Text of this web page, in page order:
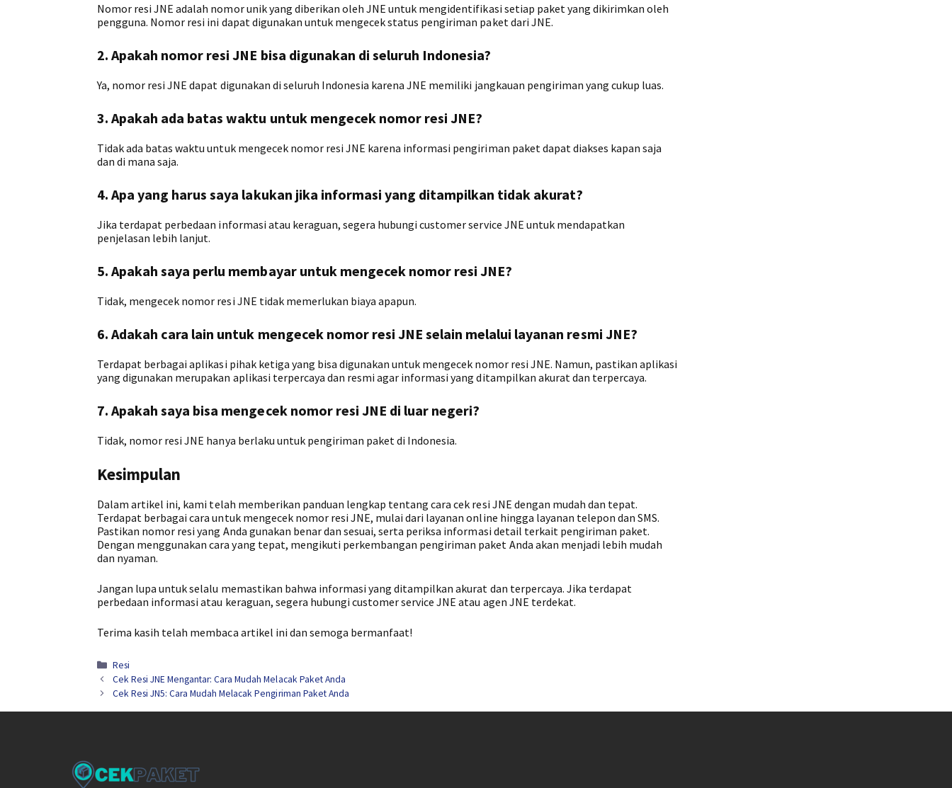
Nomor resi JNE adalah nomor unik yang diberikan oleh JNE untuk mengidentifikasi setiap paket yang dikirimkan oleh
pengguna. Nomor resi ini dapat digunakan untuk mengecek status pengiriman paket dari JNE.
2. Apakah nomor resi JNE bisa digunakan di seluruh Indonesia?
Ya, nomor resi JNE dapat digunakan di seluruh Indonesia karena JNE memiliki jangkauan pengiriman yang cukup luas.
3. Apakah ada batas waktu untuk mengecek nomor resi JNE?
Tidak ada batas waktu untuk mengecek nomor resi JNE karena informasi pengiriman paket dapat diakses kapan saja
dan di mana saja.
4. Apa yang harus saya lakukan jika informasi yang ditampilkan tidak akurat?
Jika terdapat perbedaan informasi atau keraguan, segera hubungi customer service JNE untuk mendapatkan
penjelasan lebih lanjut.
5. Apakah saya perlu membayar untuk mengecek nomor resi JNE?
Tidak, mengecek nomor resi JNE tidak memerlukan biaya apapun.
6. Adakah cara lain untuk mengecek nomor resi JNE selain melalui layanan resmi JNE?
Terdapat berbagai aplikasi pihak ketiga yang bisa digunakan untuk mengecek nomor resi JNE. Namun, pastikan aplikasi
yang digunakan merupakan aplikasi terpercaya dan resmi agar informasi yang ditampilkan akurat dan terpercaya.
7. Apakah saya bisa mengecek nomor resi JNE di luar negeri?
Tidak, nomor resi JNE hanya berlaku untuk pengiriman paket di Indonesia.
Kesimpulan
Dalam artikel ini, kami telah memberikan panduan lengkap tentang cara cek resi JNE dengan mudah dan tepat.
Terdapat berbagai cara untuk mengecek nomor resi JNE, mulai dari layanan online hingga layanan telepon dan SMS.
Pastikan nomor resi yang Anda gunakan benar dan sesuai, serta periksa informasi detail terkait pengiriman paket.
Dengan menggunakan cara yang tepat, mengikuti perkembangan pengiriman paket Anda akan menjadi lebih mudah
dan nyaman.
Jangan lupa untuk selalu memastikan bahwa informasi yang ditampilkan akurat dan terpercaya. Jika terdapat
perbedaan informasi atau keraguan, segera hubungi customer service JNE atau agen JNE terdekat.
Terima kasih telah membaca artikel ini dan semoga bermanfaat!
Kategori
Resi
Cek Resi JNE Mengantar: Cara Mudah Melacak Paket Anda
Cek Resi JN5: Cara Mudah Melacak Pengiriman Paket Anda